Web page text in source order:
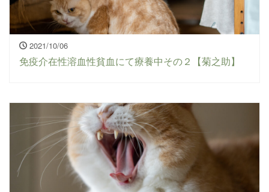
2021/10/06
免疫介在性溶血性貧血にて療養中その２【菊之助】